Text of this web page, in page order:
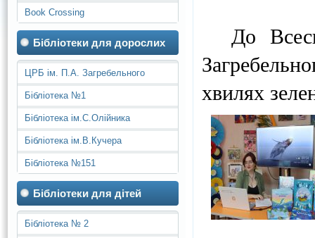
Book Crossing
Бібліотеки для дорослих
ЦРБ ім. П.А. Загребельного
Бібліотека №1
Бібліотека ім.С.Олійника
Бібліотека ім.В.Кучера
Бібліотека №151
Бібліотеки для дітей
Бібліотека № 2
До
хвилях